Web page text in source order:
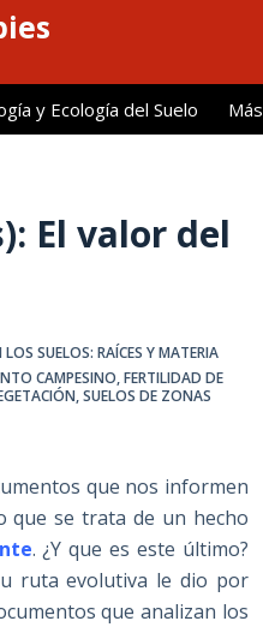
y Ecología del Suelo Más
El valor del
SUELOS: RAÍCES Y MATERIA
CAMPESINO,FERTILIDAD DE
,SUELOS DE ZONAS
que nos informen
que se trata de un hecho
. ¿Y que es este último?
ruta evolutiva le dio por
que analizan los